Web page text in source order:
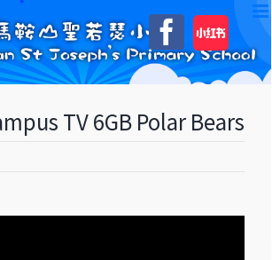
自
訂
TV 6GB Polar Bears